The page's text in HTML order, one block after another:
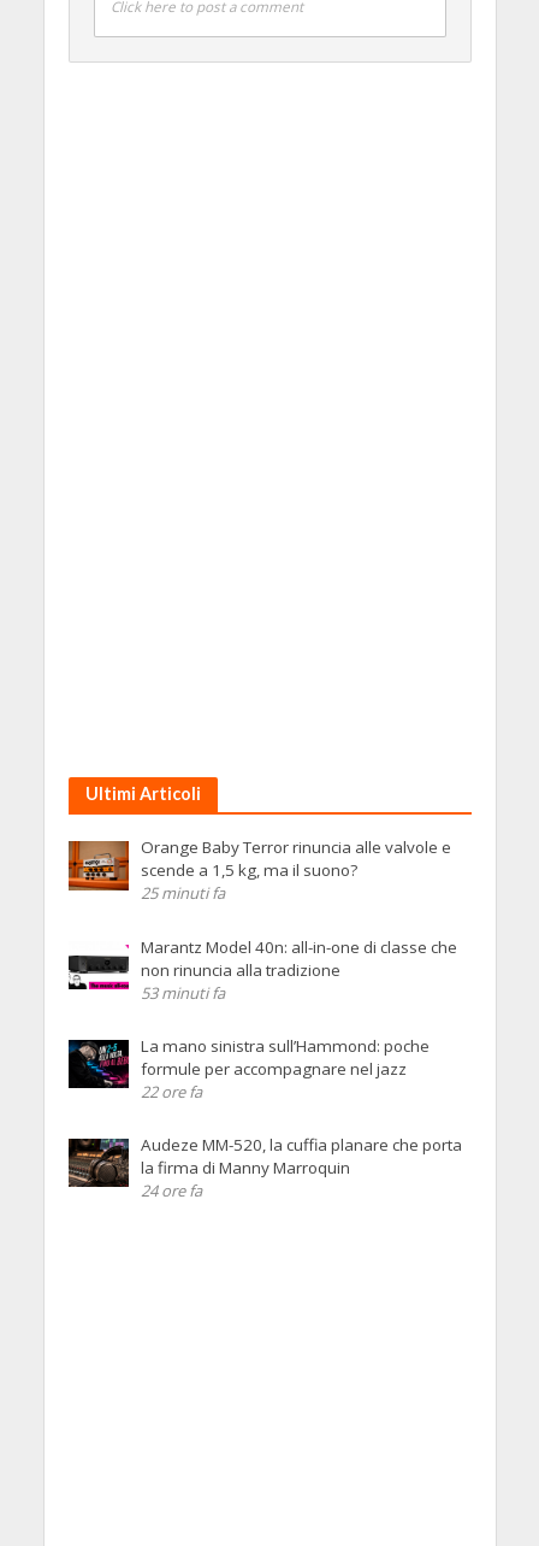
Click here to post a comment
Ultimi Articoli
Orange Baby Terror rinuncia alle valvole e
scende a 1,5 kg, ma il suono?
25 minuti fa
Marantz Model 40n: all-in-one di classe che
non rinuncia alla tradizione
53 minuti fa
La mano sinistra sull’Hammond: poche
formule per accompagnare nel jazz
22 ore fa
Audeze MM-520, la cuffia planare che porta
la firma di Manny Marroquin
24 ore fa